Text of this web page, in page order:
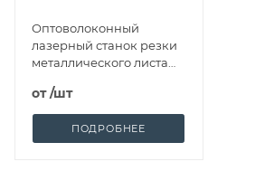
Оптоволоконный
лазерный станок резки
металлического листа
от /шт
ПОДРОБНЕЕ